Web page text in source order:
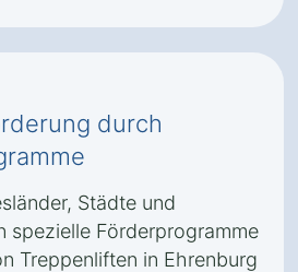
durch
Städte und
spezielle Förderprogramme
Treppenliften in Ehrenburg